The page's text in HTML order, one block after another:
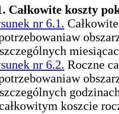
Całkowite koszty
nr 6.1.
nr 6.2. Roczne
koszcie